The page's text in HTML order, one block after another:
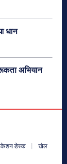
धान
अभियान
डेस्क
खेल